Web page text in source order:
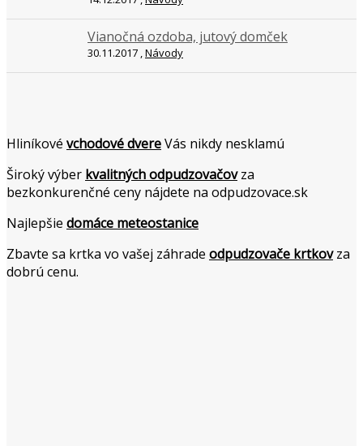
Vianočná ozdoba, jutový domček
30.11.2017 ,Návody
Hliníkové vchodové dvereVás nikdy nesklamú
Široký výber kvalitných odpudzovačovza
bezkonkurenčné ceny nájdete na odpudzovace.sk
Najlepšie domáce meteostanice
Zbavte sa krtka vo vašej záhrade odpudzovače krtkovza
dobrú cenu.